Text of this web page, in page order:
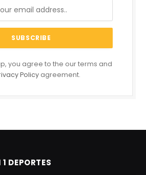
you agree to the our terms and
Policy agreement.
DEPORTES